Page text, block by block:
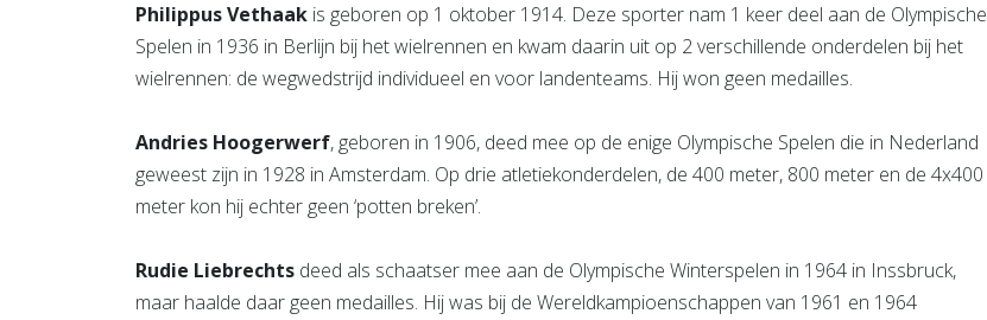
Philippus Vethaak is geboren op 1 oktober 1914. Deze sporter nam 1 keer deel aan de Olympische
Spelen in 1936 in Berlijn bij het wielrennen en kwam daarin uit op 2 verschillende onderdelen bij het
wielrennen: de wegwedstrijd individueel en voor landenteams. Hij won geen medailles.
Andries Hoogerwerf, geboren in 1906, deed mee op de enige Olympische Spelen die in Nederland
geweest zijn in 1928 in Amsterdam. Op drie atletiekonderdelen, de 400 meter, 800 meter en de 4x400
meter kon hij echter geen ‘potten breken’.
Rudie Liebrechts deed als schaatser mee aan de Olympische Winterspelen in 1964 in Inssbruck,
maar haalde daar geen medailles. Hij was bij de Wereldkampioenschappen van 1961 en 1964